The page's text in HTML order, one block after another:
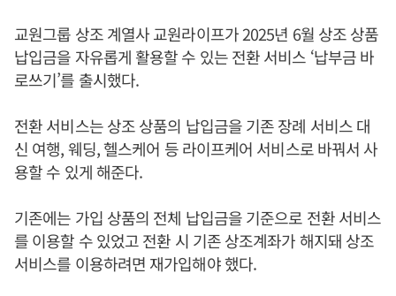
교원그룹 상조 계열사 교원라이프가 2025년 6월 상조 상품
납입금을 자유롭게 활용할 수 있는 전환 서비스 ‘납부금 바
로쓰기’를 출시했다.
전환 서비스는 상조 상품의 납입금을 기존 장례 서비스 대
신 여행, 웨딩, 헬스케어 등 라이프케어 서비스로 바꿔서 사
용할 수 있게 해준다.
기존에는 가입 상품의 전체 납입금을 기준으로 전환 서비스
를 이용할 수 있었고 전환 시 기존 상조계좌가 해지돼 상조
서비스를 이용하려면 재가입해야 했다.